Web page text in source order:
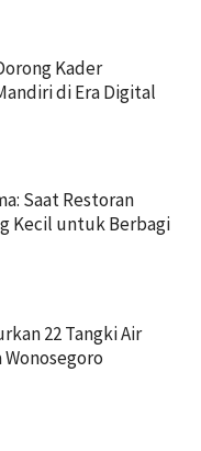
Kader
di Era Digital
Saat Restoran
Kecil untuk Berbagi
22 Tangki Air